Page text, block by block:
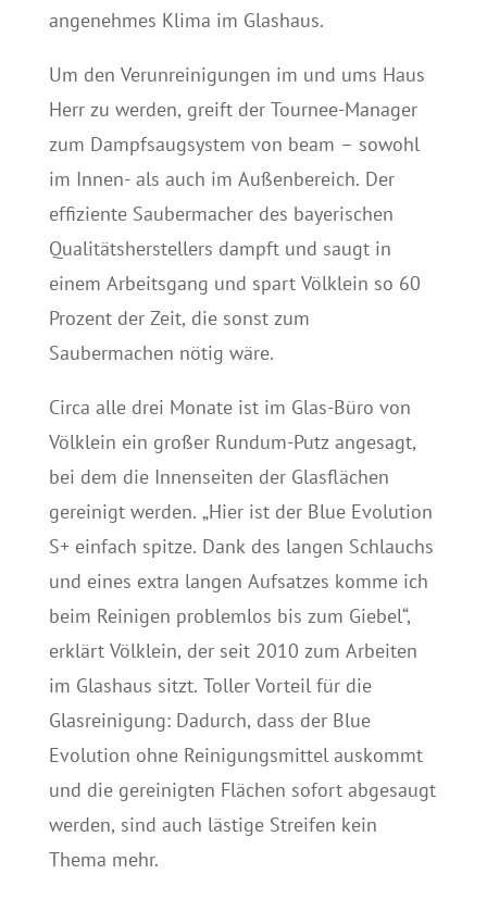
angenehmes Klima im Glashaus.
Um den Verunreinigungen im und ums Haus
Herr zu werden, greift der Tournee-Manager
zum Dampfsaugsystem von beam – sowohl
im Innen- als auch im Außenbereich. Der
effiziente Saubermacher des bayerischen
Qualitätsherstellers dampft und saugt in
einem Arbeitsgang und spart Völklein so 60
Prozent der Zeit, die sonst zum
Saubermachen nötig wäre.
Circa alle drei Monate ist im Glas-Büro von
Völklein ein großer Rundum-Putz angesagt,
bei dem die Innenseiten der Glasflächen
gereinigt werden. „Hier ist der Blue Evolution
S+ einfach spitze. Dank des langen Schlauchs
und eines extra langen Aufsatzes komme ich
beim Reinigen problemlos bis zum Giebel“,
erklärt Völklein, der seit 2010 zum Arbeiten
im Glashaus sitzt. Toller Vorteil für die
Glasreinigung: Dadurch, dass der Blue
Evolution ohne Reinigungsmittel auskommt
und die gereinigten Flächen sofort abgesaugt
werden, sind auch lästige Streifen kein
Thema mehr.